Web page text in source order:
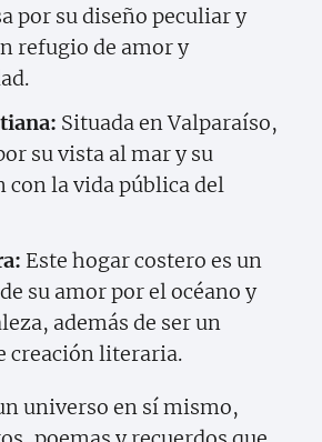
por su diseño peculiar y
refugio de amor y
Situada en Valparaíso,
su vista al mar y su
con la vida pública del
Este hogar costero es un
su amor por el océano y
además de ser un
creación literaria.
universo en sí mismo,